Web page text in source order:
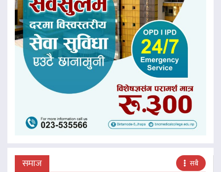
समाज सबै